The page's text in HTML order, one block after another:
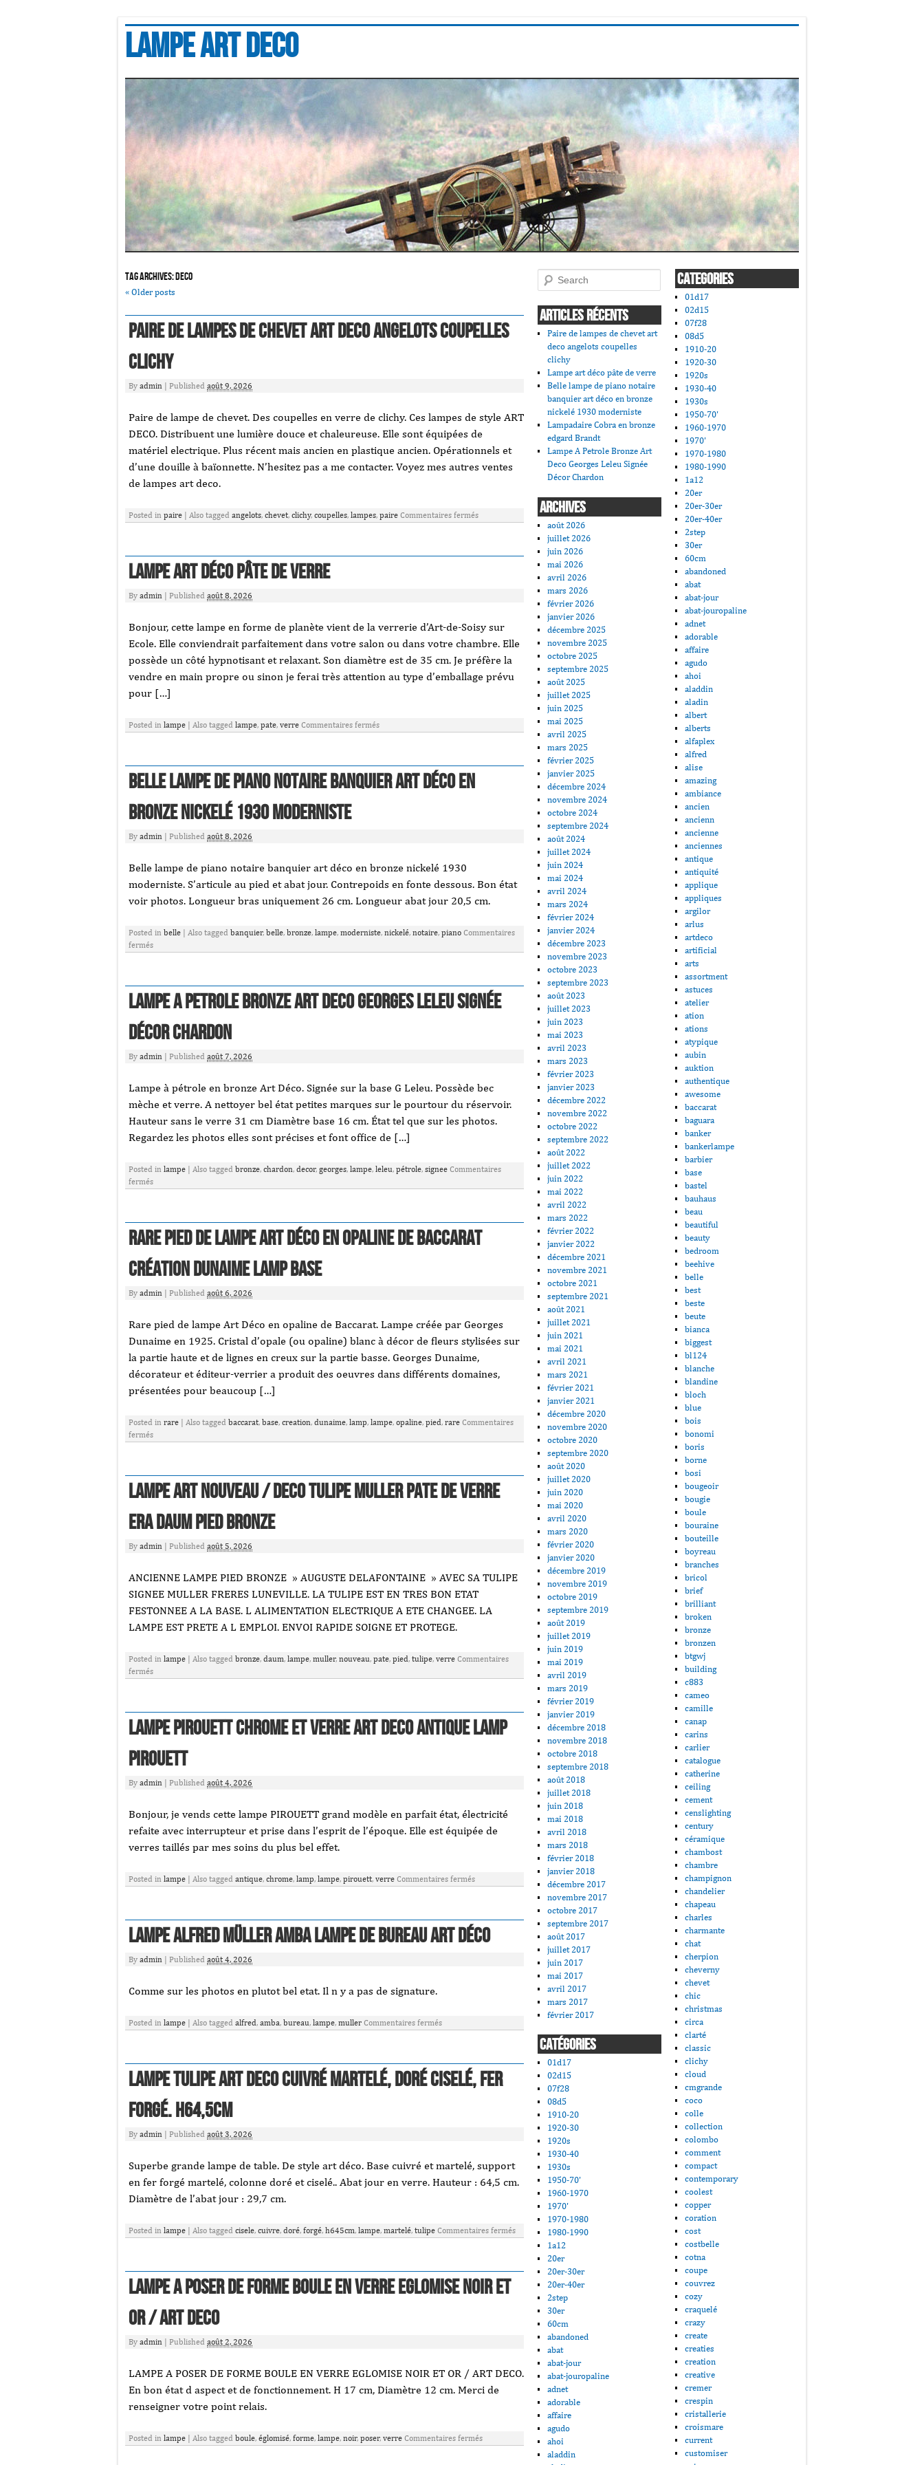
Lampe art deco
Tag Archives:deco
« Older posts
Paire de lampes de chevet art deco angelots coupelles
clichy
By admin Published août 9, 2026
Paire de lampe de chevet. Des coupelles en verre de clichy. Ces lampes de style ART
DECO. Distribuent une lumière douce et chaleureuse. Elle sont équipées de
matériel electrique. Plus récent mais ancien en plastique ancien. Opérationnels et
d’une douille à baïonnette. N’hesitez pas a me contacter. Voyez mes autres ventes
de lampes art deco.
Posted in paire Also tagged angelots, chevet, clichy, coupelles, lampes, paire Commentaires fermés
Lampe art déco pâte de verre
By admin Published août 8, 2026
Bonjour, cette lampe en forme de planète vient de la verrerie d’Art-de-Soisy sur
Ecole. Elle conviendrait parfaitement dans votre salon ou dans votre chambre. Elle
possède un côté hypnotisant et relaxant. Son diamètre est de 35 cm. Je préfère la
vendre en main propre ou sinon je ferai très attention au type d’emballage prévu
pour […]
Posted in lampe Also tagged lampe, pate, verre Commentaires fermés
Belle lampe de piano notaire banquier art déco en
bronze nickelé 1930 moderniste
By admin Published août 8, 2026
Belle lampe de piano notaire banquier art déco en bronze nickelé 1930
moderniste. S’articule au pied et abat jour. Contrepoids en fonte dessous. Bon état
voir photos. Longueur bras uniquement 26 cm. Longueur abat jour 20,5 cm.
Posted in belle Also tagged banquier, belle, bronze, lampe, moderniste, nickelé, notaire, piano Commentaires
fermés
Lampe A Petrole Bronze Art Deco Georges Leleu Signée
Décor Chardon
By admin Published août 7, 2026
Lampe à pétrole en bronze Art Déco. Signée sur la base G Leleu. Possède bec
mèche et verre. A nettoyer bel état petites marques sur le pourtour du réservoir.
Hauteur sans le verre 31 cm Diamètre base 16 cm. État tel que sur les photos.
Regardez les photos elles sont précises et font office de […]
Posted in lampe Also tagged bronze, chardon, decor, georges, lampe, leleu, pétrole, signee Commentaires
fermés
Rare pied de lampe Art Déco en opaline de Baccarat
création Dunaime Lamp base
By admin Published août 6, 2026
Rare pied de lampe Art Déco en opaline de Baccarat. Lampe créée par Georges
Dunaime en 1925. Cristal d’opale (ou opaline) blanc à décor de fleurs stylisées sur
la partie haute et de lignes en creux sur la partie basse. Georges Dunaime,
décorateur et éditeur-verrier a produit des oeuvres dans différents domaines,
présentées pour beaucoup […]
Posted in rare Also tagged baccarat, base, creation, dunaime, lamp, lampe, opaline, pied, rare Commentaires
fermés
LAMPE ART NOUVEAU / DECO TULIPE MULLER PATE DE VERRE
era DAUM PIED BRONZE
By admin Published août 5, 2026
ANCIENNE LAMPE PIED BRONZE » AUGUSTE DELAFONTAINE » AVEC SA TULIPE
SIGNEE MULLER FRERES LUNEVILLE. LA TULIPE EST EN TRES BON ETAT
FESTONNEE A LA BASE. L ALIMENTATION ELECTRIQUE A ETE CHANGEE. LA
LAMPE EST PRETE A L EMPLOI. ENVOI RAPIDE SOIGNE ET PROTEGE.
Posted in lampe Also tagged bronze, daum, lampe, muller, nouveau, pate, pied, tulipe, verre Commentaires
fermés
LAMPE PIROUETT CHROME ET VERRE ART DECO antique lamp
pirouett
By admin Published août 4, 2026
Bonjour, je vends cette lampe PIROUETT grand modèle en parfait état, électricité
refaite avec interrupteur et prise dans l’esprit de l’époque. Elle est équipée de
verres taillés par mes soins du plus bel effet.
Posted in lampe Also tagged antique, chrome, lamp, lampe, pirouett, verre Commentaires fermés
Lampe Alfred Müller AMBA Lampe de bureau Art déco
By admin Published août 4, 2026
Comme sur les photos en plutot bel etat. Il n y a pas de signature.
Posted in lampe Also tagged alfred, amba, bureau, lampe, muller Commentaires fermés
LAMPE tulipe ART DECO Cuivré martelé, doré ciselé, fer
forgé. H64,5cm
By admin Published août 3, 2026
Superbe grande lampe de table. De style art déco. Base cuivré et martelé, support
en fer forgé martelé, colonne doré et ciselé.. Abat jour en verre. Hauteur : 64,5 cm.
Diamètre de l’abat jour : 29,7 cm.
Posted in lampe Also tagged cisele, cuivre, doré, forgé, h645cm, lampe, martelé, tulipe Commentaires fermés
Lampe A Poser De Forme Boule En Verre Eglomise Noir Et
Or / Art Deco
By admin Published août 2, 2026
LAMPE A POSER DE FORME BOULE EN VERRE EGLOMISE NOIR ET OR / ART DECO.
En bon état d aspect et de fonctionnement. H 17 cm, Diamètre 12 cm. Merci de
renseigner votre point relais.
Posted in lampe Also tagged boule, églomisé, forme, lampe, noir, poser, verre Commentaires fermés
Search
ARTICLES RÉCENTS
Paire de lampes de chevet art
deco angelots coupelles
clichy
Lampe art déco pâte de verre
Belle lampe de piano notaire
banquier art déco en bronze
nickelé 1930 moderniste
Lampadaire Cobra en bronze
edgard Brandt
Lampe A Petrole Bronze Art
Deco Georges Leleu Signée
Décor Chardon
ARCHIVES
août 2026
juillet 2026
juin 2026
mai 2026
avril 2026
mars 2026
février 2026
janvier 2026
décembre 2025
novembre 2025
octobre 2025
septembre 2025
août 2025
juillet 2025
juin 2025
mai 2025
avril 2025
mars 2025
février 2025
janvier 2025
décembre 2024
novembre 2024
octobre 2024
septembre 2024
août 2024
juillet 2024
juin 2024
mai 2024
avril 2024
mars 2024
février 2024
janvier 2024
décembre 2023
novembre 2023
octobre 2023
septembre 2023
août 2023
juillet 2023
juin 2023
mai 2023
avril 2023
mars 2023
février 2023
janvier 2023
décembre 2022
novembre 2022
octobre 2022
septembre 2022
août 2022
juillet 2022
juin 2022
mai 2022
avril 2022
mars 2022
février 2022
janvier 2022
décembre 2021
novembre 2021
octobre 2021
septembre 2021
août 2021
juillet 2021
juin 2021
mai 2021
avril 2021
mars 2021
février 2021
janvier 2021
décembre 2020
novembre 2020
octobre 2020
septembre 2020
août 2020
juillet 2020
juin 2020
mai 2020
avril 2020
mars 2020
février 2020
janvier 2020
décembre 2019
novembre 2019
octobre 2019
septembre 2019
août 2019
juillet 2019
juin 2019
mai 2019
avril 2019
mars 2019
février 2019
janvier 2019
décembre 2018
novembre 2018
octobre 2018
septembre 2018
août 2018
juillet 2018
juin 2018
mai 2018
avril 2018
mars 2018
février 2018
janvier 2018
décembre 2017
novembre 2017
octobre 2017
septembre 2017
août 2017
juillet 2017
juin 2017
mai 2017
avril 2017
mars 2017
février 2017
CATÉGORIES
01d17
02d15
07f28
08d5
1910-20
1920-30
1920s
1930-40
1930s
1950-70'
1960-1970
1970'
1970-1980
1980-1990
1a12
20er
20er-30er
20er-40er
2step
30er
60cm
abandoned
abat
abat-jour
abat-jouropaline
adnet
adorable
affaire
agudo
ahoi
aladdin
CATEGORIES
01d17
02d15
07f28
08d5
1910-20
1920-30
1920s
1930-40
1930s
1950-70'
1960-1970
1970'
1970-1980
1980-1990
1a12
20er
20er-30er
20er-40er
2step
30er
60cm
abandoned
abat
abat-jour
abat-jouropaline
adnet
adorable
affaire
agudo
ahoi
aladdin
aladin
albert
alberts
alfaplex
alfred
alise
amazing
ambiance
ancien
ancienn
ancienne
anciennes
antique
antiquité
applique
appliques
argilor
arlus
artdeco
artificial
arts
assortment
astuces
atelier
ation
ations
atypique
aubin
auktion
authentique
awesome
baccarat
baguara
banker
bankerlampe
barbier
base
bastel
bauhaus
beau
beautiful
beauty
bedroom
beehive
belle
best
beste
beute
bianca
biggest
bl124
blanche
blandine
bloch
blue
bois
bonomi
boris
borne
bosi
bougeoir
bougie
boule
bouraine
bouteille
boyreau
branches
bricol
brief
brilliant
broken
bronze
bronzen
btgwj
building
c883
cameo
camille
canap
carins
carlier
catalogue
catherine
ceiling
cement
censlighting
century
céramique
chambost
chambre
champignon
chandelier
chapeau
charles
charmante
chat
cherpion
cheverny
chevet
chic
christmas
circa
clarté
classic
clichy
cloud
cmgrande
coco
colle
collection
colombo
comment
compact
contemporary
coolest
copper
coration
cost
costbelle
cotna
coupe
couvrez
cozy
craquelé
crazy
create
creaties
creation
creative
cremer
crespin
cristallerie
croismare
current
customiser